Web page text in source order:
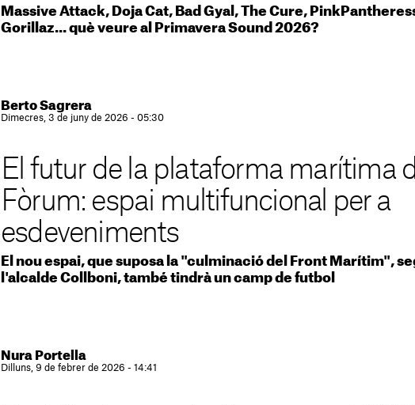
Massive Attack, Doja Cat, Bad Gyal, The Cure,
Gorillaz... què veure al Primavera Sound 2026?
Berto Sagrera
Dimecres, 3 de juny de 2026 - 05:30
El futur de la plataforma marítima
Fòrum: espai multifuncional per a
esdeveniments
El nou espai, que suposa la "culminació del Front Marítim",
l'alcalde Collboni, també tindrà un camp de futbol
Nura Portella
Dilluns, 9 de febrer de 2026 - 14:41